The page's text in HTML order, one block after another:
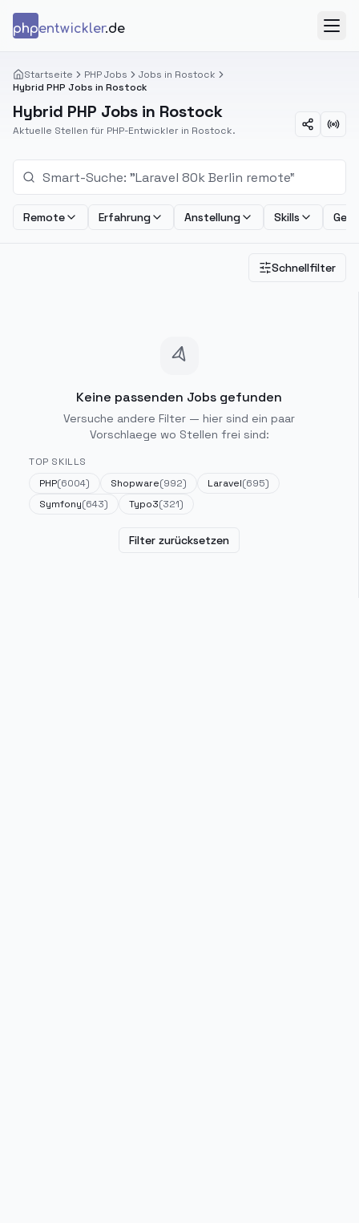
phpentwickler.de
Startseite PHP Jobs
Jobs in Rostock
Hybrid PHP Jobs in Rostock
Hybrid PHP Jobs in Rostock
Aktuelle Stellen für PHP-Entwickler in Rostock.
Remote Erfahrung Anstellung Skills
Schnellfilter
Keine passenden Jobs gefunden
Versuche andere Filter — hier sind ein paar
Vorschlaege wo Stellen frei sind:
TOP SKILLS
PHP(6004) Shopware(992) Laravel(695)
Symfony(643) Typo3(321)
Filter zurücksetzen